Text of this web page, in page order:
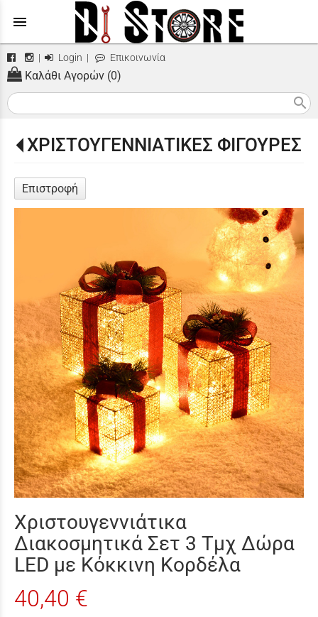
menu
| Login | Επικοινωνία
Καλάθι Αγορών (0)
search
ΧΡΙΣΤΟΥΓΕΝΝΙΑΤΙΚΕΣ ΦΙΓΟΥΡΕΣ
Επιστροφή
Χριστουγεννιάτικα
Διακοσμητικά Σετ 3 Τμχ Δώρα
LED με Κόκκινη Κορδέλα
40,40 €